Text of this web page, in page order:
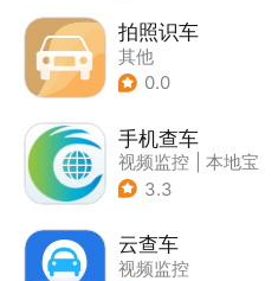
拍照识车
其他
0.0
手机查车
视频监控
本地宝
3.3
云查车
视频监控